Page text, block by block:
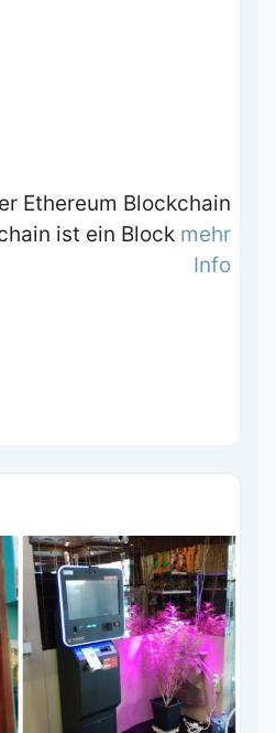
Ethereum Blockchain
ist ein Block mehr
Info